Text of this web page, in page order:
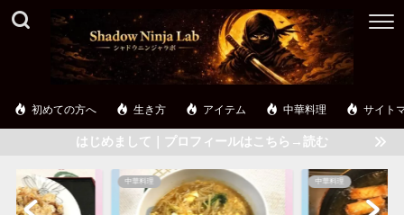
初めての方へ 生き方 アイテム 中華料理 サイト
はじめまして｜プロフィールはこちら→読む
中華料理 中華料理